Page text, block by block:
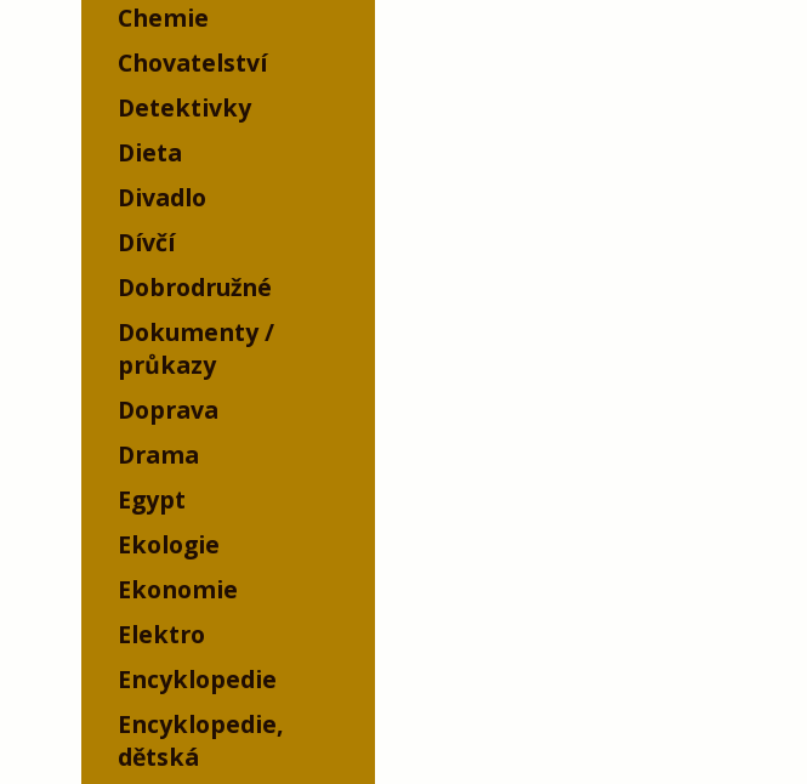
Chemie
Chovatelství
Detektivky
Dieta
Divadlo
Dívčí
Dobrodružné
Dokumenty /
průkazy
Doprava
Drama
Egypt
Ekologie
Ekonomie
Elektro
Encyklopedie
Encyklopedie,
dětská